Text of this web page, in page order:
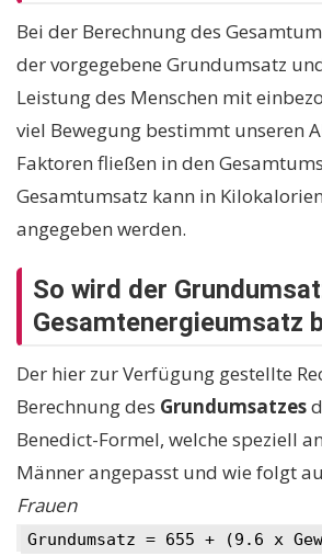
Bei der Berechnung des
der vorgegebene Grundumsatz
Leistung des Menschen mit
viel Bewegung bestimmt unseren
Faktoren fließen in den
Gesamtumsatz kann in
angegeben werden.
So wird der
Gesamtenergieumsatz
Der hier zur Verfügung gestellte
Berechnung des Grundumsatzes
Benedict-Formel, welche speziell
Männer angepasst und wie folgt
Frauen
Grundumsatz = 655 + (9.6 x